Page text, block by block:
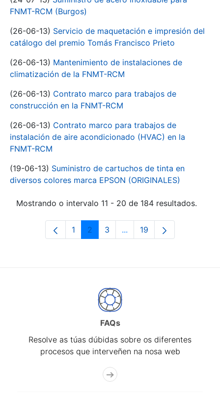
FNMT-RCM (Burgos)
(26-06-13) Servicio de maquetación e impresión del
catálogo del premio Tomás Francisco Prieto
(26-06-13) Mantenimiento de instalaciones de
climatización de la FNMT-RCM
(26-06-13) Contrato marco para trabajos de
construcción en la FNMT-RCM
(26-06-13) Contrato marco para trabajos de
instalación de aire acondicionado (HVAC) en la
FNMT-RCM
(19-06-13) Suministro de cartuchos de tinta en
diversos colores marca EPSON (ORIGINALES)
Mostrando o intervalo 11 - 20 de 184 resultados.
Páxina
1 Páxina
2 Páxina
3 ...Páxinas intermedias Use
Páxina
19
FAQs
Resolve as túas dúbidas sobre os diferentes
procesos que interveñen na nosa web